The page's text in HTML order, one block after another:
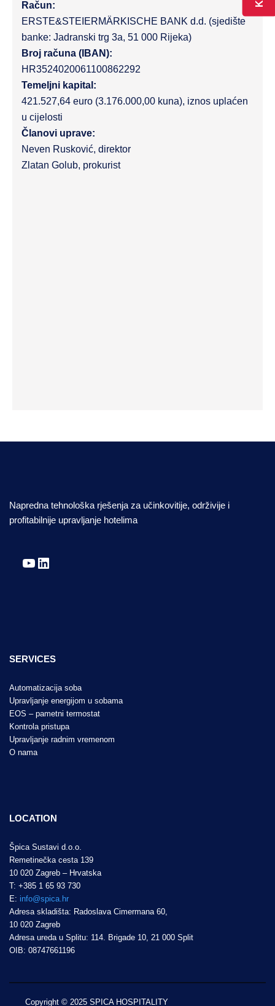
Račun:
ERSTE&STEIERMÄRKISCHE BANK d.d. (sjedište
banke: Jadranski trg 3a, 51 000 Rijeka)
Broj računa (IBAN):
HR3524020061100862292
Temeljni kapital:
421.527,64 euro (3.176.000,00 kuna), iznos uplaćen
u cijelosti
Članovi uprave:
Neven Rusković, direktor
Zlatan Golub, prokurist
Napredna tehnološka rješenja za učinkovitije, održivije i
profitabilnije upravljanje hotelima
YouTube
LinkedIn
SERVICES
Automatizacija soba
Upravljanje energijom u sobama
EOS – pametni termostat
Kontrola pristupa
Upravljanje radnim vremenom
O nama
LOCATION
Špica Sustavi d.o.o.
Remetinečka cesta 139
10 020 Zagreb – Hrvatska
T: +385 1 65 93 730
E: info@spica.hr
Adresa skladišta: Radoslava Cimermana 60,
10 020 Zagreb
Adresa ureda u Splitu: 114. Brigade 10, 21 000 Split
OIB: 08747661196
Copyright © 2025 SPICA HOSPITALITY